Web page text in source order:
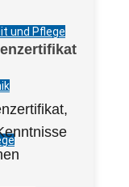
und Pflege